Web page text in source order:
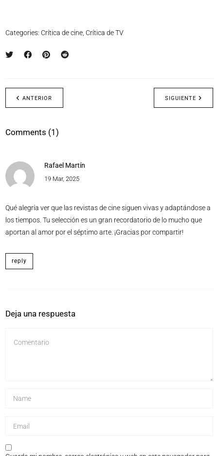
Categories: Crítica de cine, Crítica de TV
SIGUIENTE
ANTERIOR
Comments (1)
Rafael Martín
19 Mar, 2025
Qué alegría ver que las revistas de cine siguen vivas y adaptándose a
los tiempos. Tu selección es un gran recordatorio de lo mucho que
aportan al amor por el séptimo arte. ¡Gracias por compartir!
reply
Deja una respuesta